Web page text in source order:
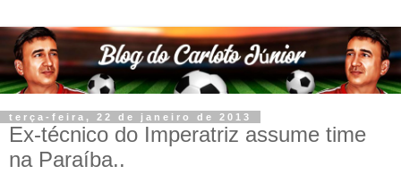
terça-feira, 22 de janeiro de 2013
Ex-técnico do Imperatriz assume time
na Paraíba..